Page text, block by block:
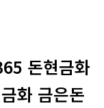
돈현금화
화 금은돈